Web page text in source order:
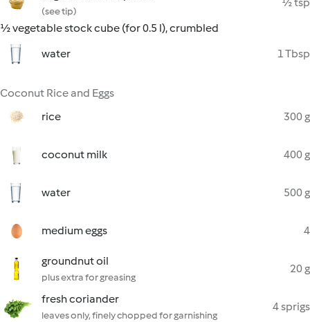
(see tip)
½ vegetable stock cube (for 0.5 l), crumbled
water
1 Tbsp
Coconut Rice and Eggs
rice
300 g
coconut milk 400 g
water 500 g
medium eggs 4
groundnut oil
plus extra for greasing
20 g
fresh coriander
leaves only, finely chopped for garnishing
4 sprigs